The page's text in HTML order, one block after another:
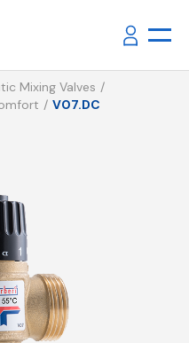
Mixing Valves
V07.DC